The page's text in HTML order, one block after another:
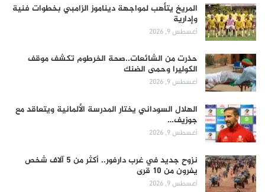
المريخ يتأهب لمواجهة ديناموز الزامبي بخطوات فنية
وإدارية
أغسطس 9, 2026
حذرت من الشائعات..صحة الخرطوم تكشف موقف
الكوليرا وحمى الضنك
أغسطس 9, 2026
الهلال السوداني يختار المدرسة الألمانية ويتعاقد مع
جوزيف…
أغسطس 9, 2026
نزوح جديد في غرب دارفور.. أكثر من 5 آلاف شخص
يفرون من 10 قرى
أغسطس 9, 2026